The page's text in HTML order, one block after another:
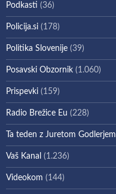
Podkasti (36)
Policija.si (178)
Politika Slovenije (39)
Posavski Obzornik (1.060)
Prispevki (159)
Radio Brežice Eu (228)
Ta teden z Juretom Godlerjem
Vaš Kanal (1.236)
Videokom (144)